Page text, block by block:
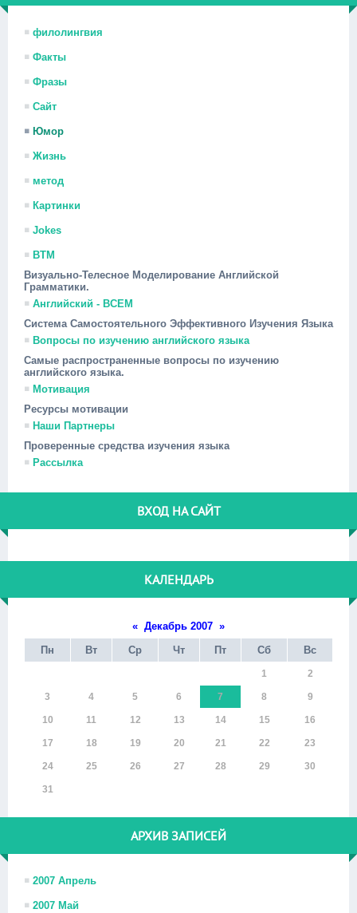
филолингвия
Факты
Фразы
Сайт
Юмор
Жизнь
метод
Картинки
Jokes
ВТМ
Визуально-Телесное Моделирование Английской
Грамматики.
Английский - ВСЕМ
Система Самостоятельного Эффективного Изучения Языка
Вопросы по изучению английского языка
Самые распространенные вопросы по изучению
английского языка.
Мотивация
Ресурсы мотивации
Наши Партнеры
Проверенные средства изучения языка
Рассылка
ВХОД НА САЙТ
КАЛЕНДАРЬ
« Декабрь 2007 »
Пн
Вт Ср Чт Пт Сб Вс
1 2
3 4 5 6 7 8 9
10 11 12 13 14 15 16
17 18 19 20 21 22 23
24 25 26 27 28 29 30
31
АРХИВ ЗАПИСЕЙ
2007 Апрель
2007 Май